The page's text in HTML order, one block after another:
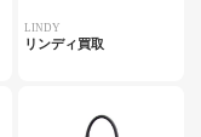
LINDY
リンディ買取